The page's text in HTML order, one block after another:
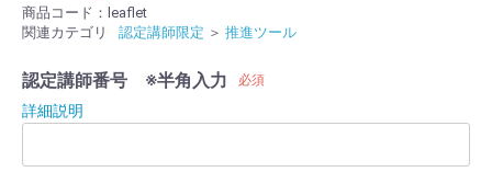
商品コード： leaflet
関連カテゴリ
認定講師限定 ＞ 推進ツール
認定講師番号 ※半角入力 必須
詳細説明